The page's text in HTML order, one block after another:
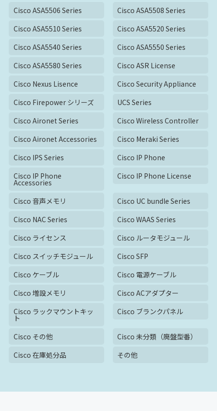
Cisco ASA5506 Series
Cisco ASA5508 Series
Cisco ASA5510 Series
Cisco ASA5520 Series
Cisco ASA5540 Series
Cisco ASA5550 Series
Cisco ASA5580 Series
Cisco ASR License
Cisco Nexus Lisence
Cisco Security Appliance
Cisco Firepower シリーズ
UCS Series
Cisco Aironet Series
Cisco Wireless Controller
Cisco Aironet Accessories
Cisco Meraki Series
Cisco IPS Series
Cisco IP Phone
Cisco IP Phone
Accessories
Cisco IP Phone License
Cisco 音声メモリ
Cisco UC bundle Series
Cisco NAC Series
Cisco WAAS Series
Cisco ライセンス
Cisco ルータモジュール
Cisco スイッチモジュール
Cisco SFP
Cisco ケーブル
Cisco 電源ケーブル
Cisco 増設メモリ
Cisco ACアダプター
Cisco ラックマウントキッ
ト
Cisco ブランクパネル
Cisco その他
Cisco 未分類（廃盤型番）
Cisco 在庫処分品
その他